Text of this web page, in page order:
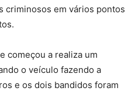
criminosos em vários pontos
começou a realiza um
o veículo fazendo a
e os dois bandidos foram